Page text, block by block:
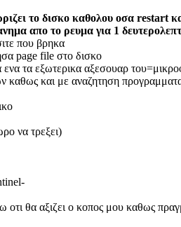
το δισκο καθολου οσα restart
απο το ρευμα για 1
που βρηκα
page file στο δισκο
ενα τα εξωτερικα αξεσουαρ
καθως και με αναζητηση
να τρεξει)
θα αξιζει ο κοπος μου καθως